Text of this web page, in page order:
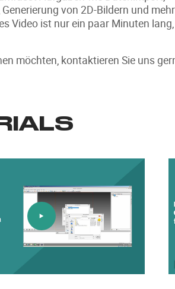
von 2D-Bildern und
Video ist nur ein paar Minuten
möchten, kontaktieren Sie uns